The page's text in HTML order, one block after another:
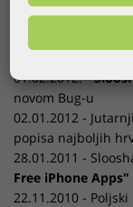
01.02.2012. -
novom Bug-u
02.01.2012 -
popisa najboljih
28.01.2011 -
Free iPhone Apps"
22.11.2010 -